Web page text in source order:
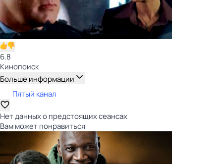
6.8
Кинопоиск
Больше информации
Пятый канал
Нет данных о предстоящих сеансах
Вам может понравиться